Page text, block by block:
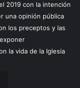
2019 con la intención
una opinión pública
los preceptos y las
la vida de la Iglesia